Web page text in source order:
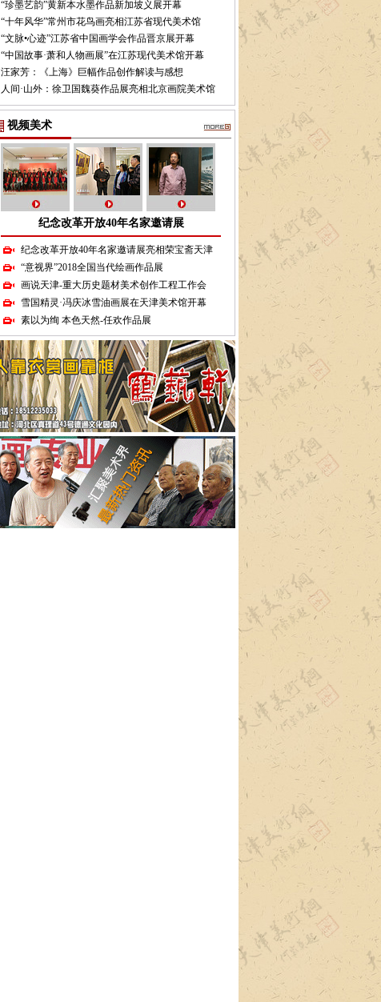
“珍墨艺韵”黄新本水墨作品新加坡义展开幕
“十年风华”常州市花鸟画亮相江苏省现代美术馆
“文脉•心迹”江苏省中国画学会作品晋京展开幕
“中国故事·萧和人物画展”在江苏现代美术馆开幕
汪家芳：《上海》巨幅作品创作解读与感想
人间·山外：徐卫国魏葵作品展亮相北京画院美术馆
视频美术
纪念改革开放40年名家邀请展
纪念改革开放40年名家邀请展亮相荣宝斋天津
“意视界”2018全国当代绘画作品展
画说天津-重大历史题材美术创作工程工作会
雪国精灵·冯庆冰雪油画展在天津美术馆开幕
素以为绚 本色天然-任欢作品展